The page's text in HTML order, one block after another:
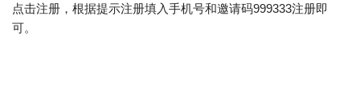
点击注册，根据提示注册填入手机号和邀请码999333注册即
可。